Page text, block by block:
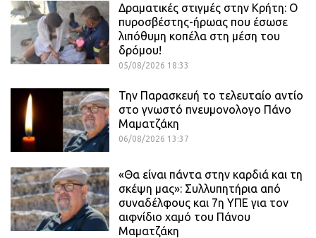
Δραματικές στιγμές στην Κρήτη: Ο
πυροσβέστης-ήρωας που έσωσε
λιπόθυμη κοπέλα στη μέση του
δρόμου!
05/08/2026 18:33
Την Παρασκευή το τελευταίο αντίο
στο γνωστό πνευμονολογο Πάνο
Μαματζάκη
06/08/2026 13:37
«Θα είναι πάντα στην καρδιά και τη
σκέψη μας»: Συλλυπητήρια από
συναδέλφους και 7η ΥΠΕ για τον
αιφνίδιο χαμό του Πάνου
Μαματζάκη